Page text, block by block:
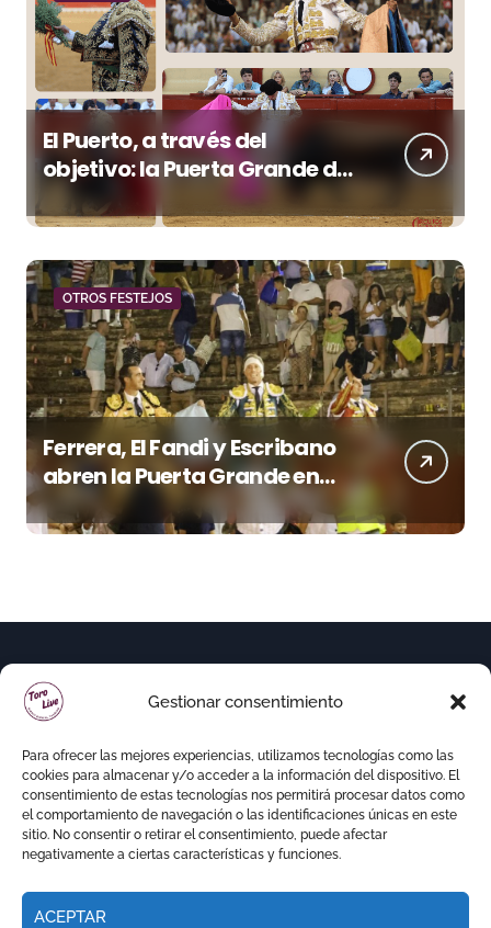
Gestionar consentimiento
Para ofrecer las mejores experiencias, utilizamos tecnologías como las
cookies para almacenar y/o acceder a la información del dispositivo. El
consentimiento de estas tecnologías nos permitirá procesar datos como
el comportamiento de navegación o las identificaciones únicas en este
sitio. No consentir o retirar el consentimiento, puede afectar
negativamente a ciertas características y funciones.
ACEPTAR
El Puerto, a través del
objetivo: la Puerta Grande de
Crespo y el aroma de
Morante
OTROS FESTEJOS
Ferrera, El Fandi y Escribano
abren la Puerta Grande en
una tarde triunfal en Azuaga